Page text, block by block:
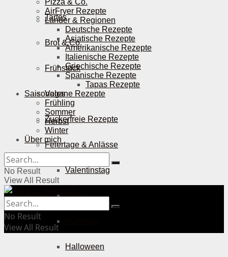
Tartes
Brot & Co.
Frühstück
Vegane Rezepte
Zuckerfreie Rezepte
Feiertage & Anlässe
Valentinstag
Ostern
Halloween
Pizza & Co.
AirFryer Rezepte
Länder & Regionen
Deutsche Rezepte
Asiatische Rezepte
Amerikanische Rezepte
Italienische Rezepte
Griechische Rezepte
Spanische Rezepte
Tapas Rezepte
Saisonales
Frühling
Sommer
Herbst
Winter
Über mich
No Result
View All Result
No Result
View All Result